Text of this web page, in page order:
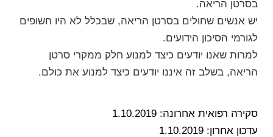
בסרטן הריאה.
יש אנשים שחולים בסרטן הריאה, שבכלל לא היו חשופים
לגורמי הסיכון הידועים.
למרות שאנו יודעים כיצד למנוע חלק ממקרי סרטן
הריאה, בשלב זה איננו יודעים כיצד למנוע את כולם.
סקירה רפואית אחרונה: 1.10.2019
עדכון אחרון: 1.10.2019